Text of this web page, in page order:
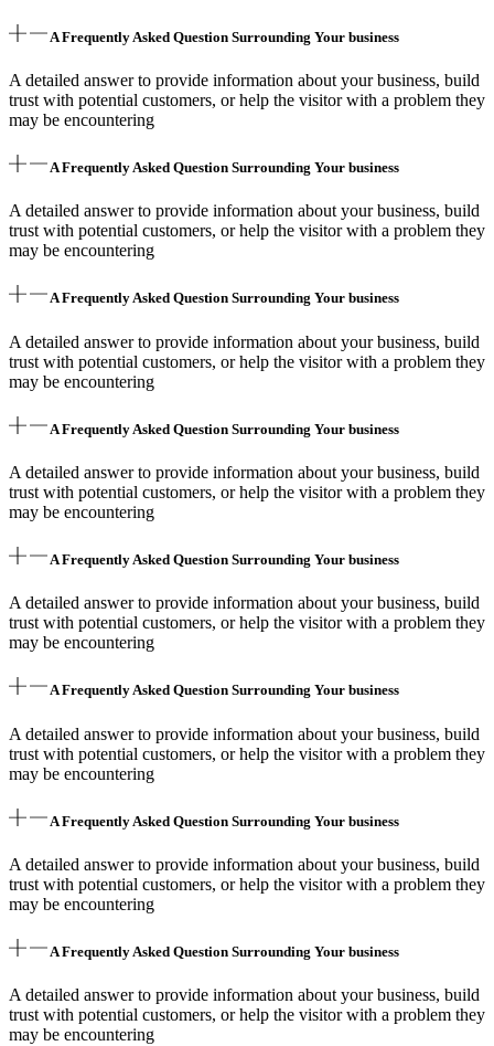
A Frequently Asked Question Surrounding Your business
A detailed answer to provide information about your business, build
trust with potential customers, or help the visitor with a problem they
may be encountering
A Frequently Asked Question Surrounding Your business
A detailed answer to provide information about your business, build
trust with potential customers, or help the visitor with a problem they
may be encountering
A Frequently Asked Question Surrounding Your business
A detailed answer to provide information about your business, build
trust with potential customers, or help the visitor with a problem they
may be encountering
A Frequently Asked Question Surrounding Your business
A detailed answer to provide information about your business, build
trust with potential customers, or help the visitor with a problem they
may be encountering
A Frequently Asked Question Surrounding Your business
A detailed answer to provide information about your business, build
trust with potential customers, or help the visitor with a problem they
may be encountering
A Frequently Asked Question Surrounding Your business
A detailed answer to provide information about your business, build
trust with potential customers, or help the visitor with a problem they
may be encountering
A Frequently Asked Question Surrounding Your business
A detailed answer to provide information about your business, build
trust with potential customers, or help the visitor with a problem they
may be encountering
A Frequently Asked Question Surrounding Your business
A detailed answer to provide information about your business, build
trust with potential customers, or help the visitor with a problem they
may be encountering